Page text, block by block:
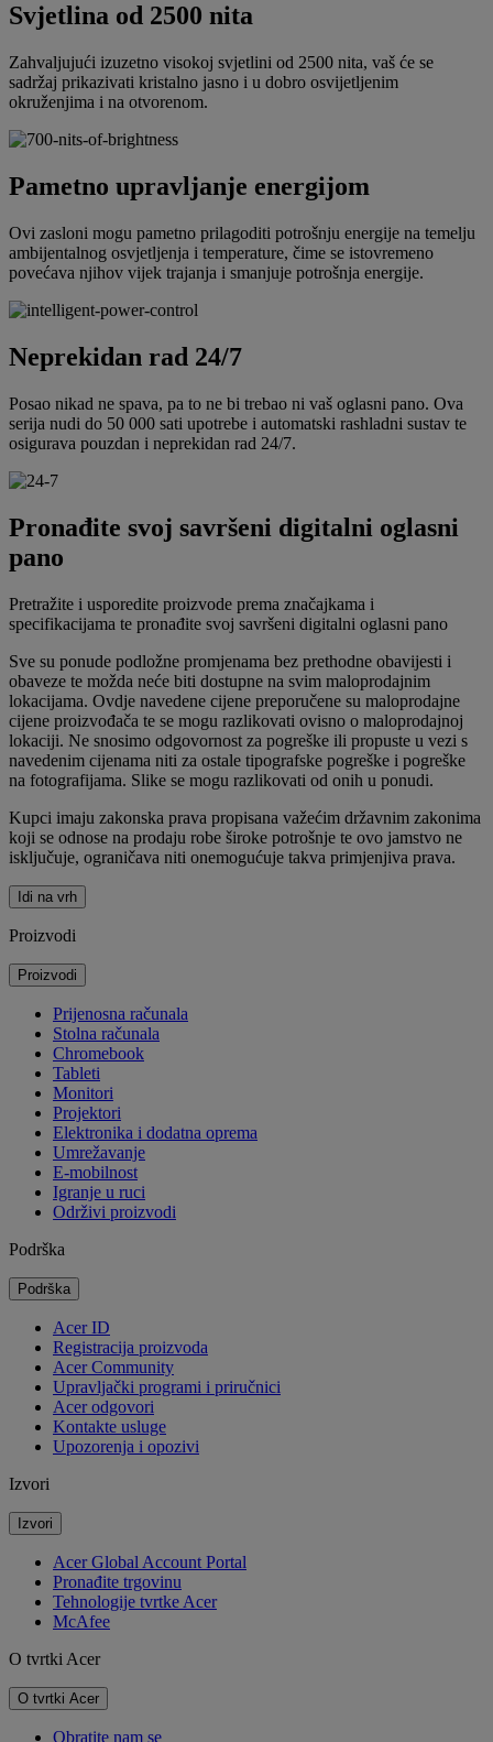
Svjetlina od 2500 nita
Zahvaljujući izuzetno visokoj svjetlini od 2500 nita, vaš će se
sadržaj prikazivati kristalno jasno i u dobro osvijetljenim
okruženjima i na otvorenom.
Pametno upravljanje energijom
Ovi zasloni mogu pametno prilagoditi potrošnju energije na temelju
ambijentalnog osvjetljenja i temperature, čime se istovremeno
povećava njihov vijek trajanja i smanjuje potrošnja energije.
Neprekidan rad 24/7
Posao nikad ne spava, pa to ne bi trebao ni vaš oglasni pano. Ova
serija nudi do 50 000 sati upotrebe i automatski rashladni sustav te
osigurava pouzdan i neprekidan rad 24/7.
Pronađite svoj savršeni digitalni oglasni
pano
Pretražite i usporedite proizvode prema značajkama i
specifikacijama te pronađite svoj savršeni digitalni oglasni pano
Sve su ponude podložne promjenama bez prethodne obavijesti i
obaveze te možda neće biti dostupne na svim maloprodajnim
lokacijama. Ovdje navedene cijene preporučene su maloprodajne
cijene proizvođača te se mogu razlikovati ovisno o maloprodajnoj
lokaciji. Ne snosimo odgovornost za pogreške ili propuste u vezi s
navedenim cijenama niti za ostale tipografske pogreške i pogreške
na fotografijama. Slike se mogu razlikovati od onih u ponudi.
Kupci imaju zakonska prava propisana važećim državnim zakonima
koji se odnose na prodaju robe široke potrošnje te ovo jamstvo ne
isključuje, ograničava niti onemogućuje takva primjenjiva prava.
Idi na vrh
Proizvodi
Proizvodi
Prijenosna računala
Stolna računala
Chromebook
Tableti
Monitori
Projektori
Elektronika i dodatna oprema
Umrežavanje
E-mobilnost
Igranje u ruci
Održivi proizvodi
Podrška
Podrška
Acer ID
Registracija proizvoda
Acer Community
Upravljački programi i priručnici
Acer odgovori
Kontakte usluge
Upozorenja i opozivi
Izvori
Izvori
Acer Global Account Portal
Pronađite trgovinu
Tehnologije tvrtke Acer
McAfee
O tvrtki Acer
O tvrtki Acer
Obratite nam se